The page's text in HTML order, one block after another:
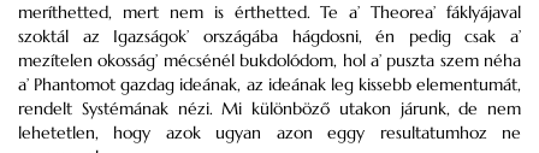
meríthetted, mert nem is érthetted. Te a’ Theorea’ fáklyájaval
szoktál az Igazságok’ országába hágdosni, én pedig csak a’
mezítelen okosság’ mécsénél bukdolódom, hol a’ puszta szem néha
a’ Phantomot gazdag ideának, az ideának leg kissebb elementumát,
rendelt Systémának nézi. Mi különböző utakon járunk, de nem
lehetetlen, hogy azok ugyan azon eggy resultatumhoz ne